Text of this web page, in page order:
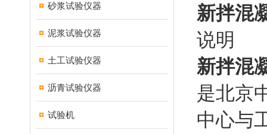
砂浆试验仪器
泥浆试验仪器
土工试验仪器
沥青试验仪器
试验机
新拌混
说明
新拌混
是北京
中心与